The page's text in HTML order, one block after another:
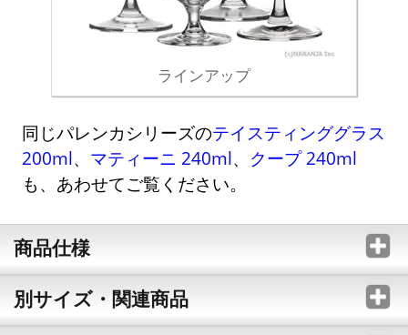
ラインアップ
同じパレンカシリーズのテイスティンググラス
200ml、 マティーニ 240ml、 クープ 240ml
も、あわせてご覧ください。
商品仕様
別サイズ・関連商品